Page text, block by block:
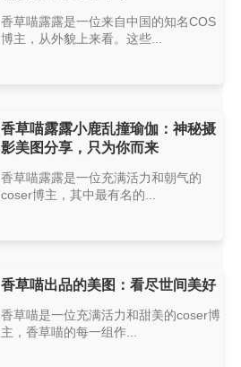
香草喵露露是一位来自中国的知名COS
博主，从外貌上来看。这些...
香草喵露露小鹿乱撞瑜伽：神秘摄
影美图分享，只为你而来
香草喵露露是一位充满活力和朝气的
coser博主，其中最有名的...
香草喵出品的美图：看尽世间美好
香草喵是一位充满活力和甜美的coser博
主，香草喵的每一组作...